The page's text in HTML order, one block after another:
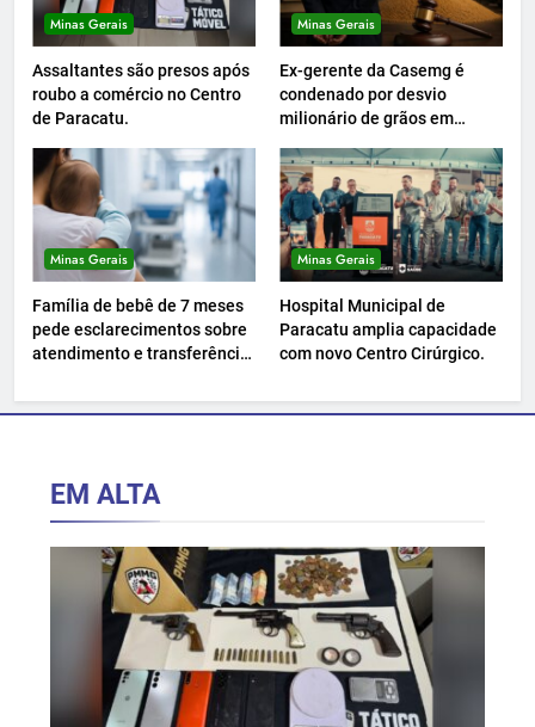
Minas Gerais
Assaltantes são presos após
roubo a comércio no Centro
de Paracatu.
Minas Gerais
Ex-gerente da Casemg é
condenado por desvio
milionário de grãos em
Minas Gerais
Família de bebê de 7 meses
pede esclarecimentos sobre
atendimento e transferência
Minas Gerais
Hospital Municipal de
Paracatu amplia capacidade
com novo Centro Cirúrgico.
EM ALTA